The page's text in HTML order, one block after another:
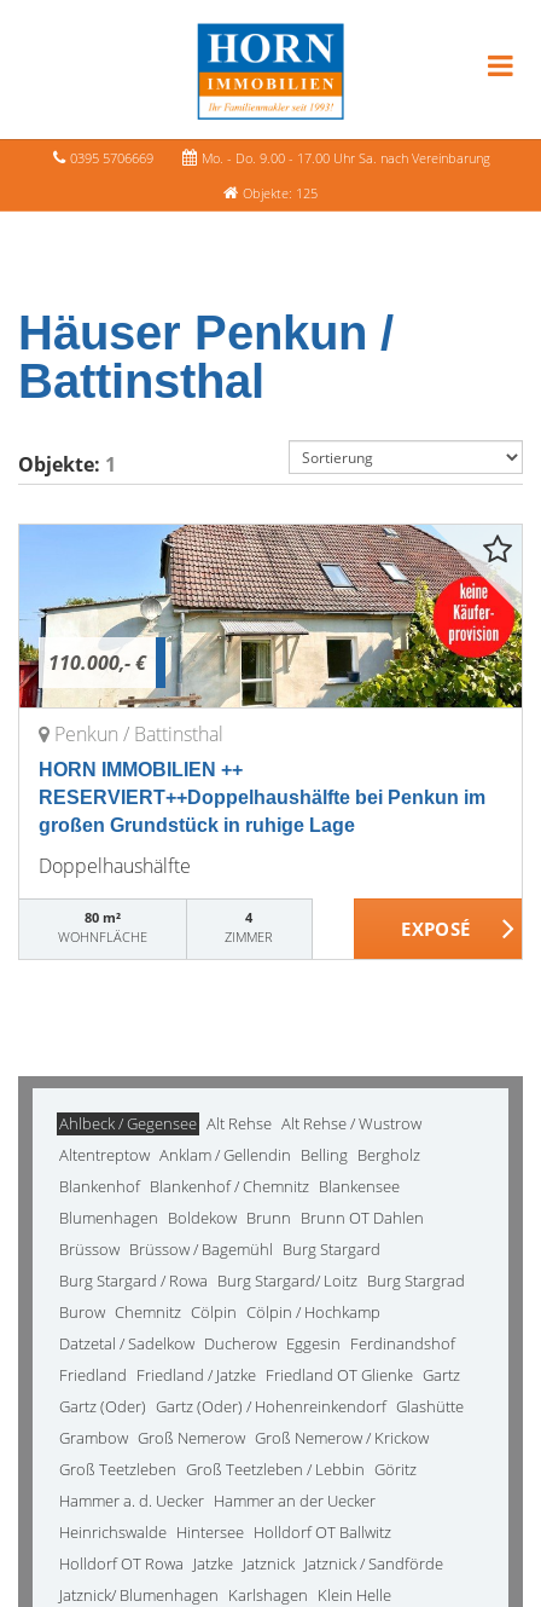
0395 5706669
Mo. - Do. 9.00 - 17.00 Uhr Sa. nach Vereinbarung
Objekte: 125
Häuser Penkun /
Battinsthal
Objekte: 1
110.000,- €
Penkun / Battinsthal
HORN IMMOBILIEN ++
RESERVIERT++Doppelhaushälfte bei Penkun im
großen Grundstück in ruhige Lage
Doppelhaushälfte
80 m²
WOHNFLÄCHE
4
ZIMMER
Ahlbeck / Gegensee Alt Rehse Alt Rehse / Wustrow
Altentreptow Anklam / Gellendin Belling Bergholz
Blankenhof Blankenhof / Chemnitz Blankensee
Blumenhagen Boldekow Brunn Brunn OT Dahlen
Brüssow Brüssow / Bagemühl Burg Stargard
Burg Stargard / Rowa Burg Stargard/ Loitz Burg Stargrad
Burow Chemnitz Cölpin Cölpin / Hochkamp
Datzetal / Sadelkow Ducherow Eggesin Ferdinandshof
Friedland Friedland / Jatzke Friedland OT Glienke Gartz
Gartz (Oder) Gartz (Oder) / Hohenreinkendorf Glashütte
Grambow Groß Nemerow Groß Nemerow / Krickow
Groß Teetzleben Groß Teetzleben / Lebbin Göritz
Hammer a. d. Uecker Hammer an der Uecker
Heinrichswalde Hintersee Holldorf OT Ballwitz
Holldorf OT Rowa Jatzke Jatznick Jatznick / Sandförde
Jatznick/ Blumenhagen Karlshagen Klein Helle